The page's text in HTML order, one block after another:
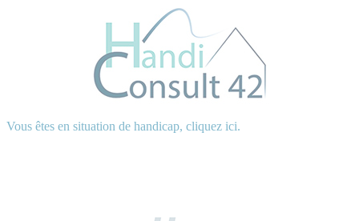
Vous êtes en situation de handicap, cliquez ici.